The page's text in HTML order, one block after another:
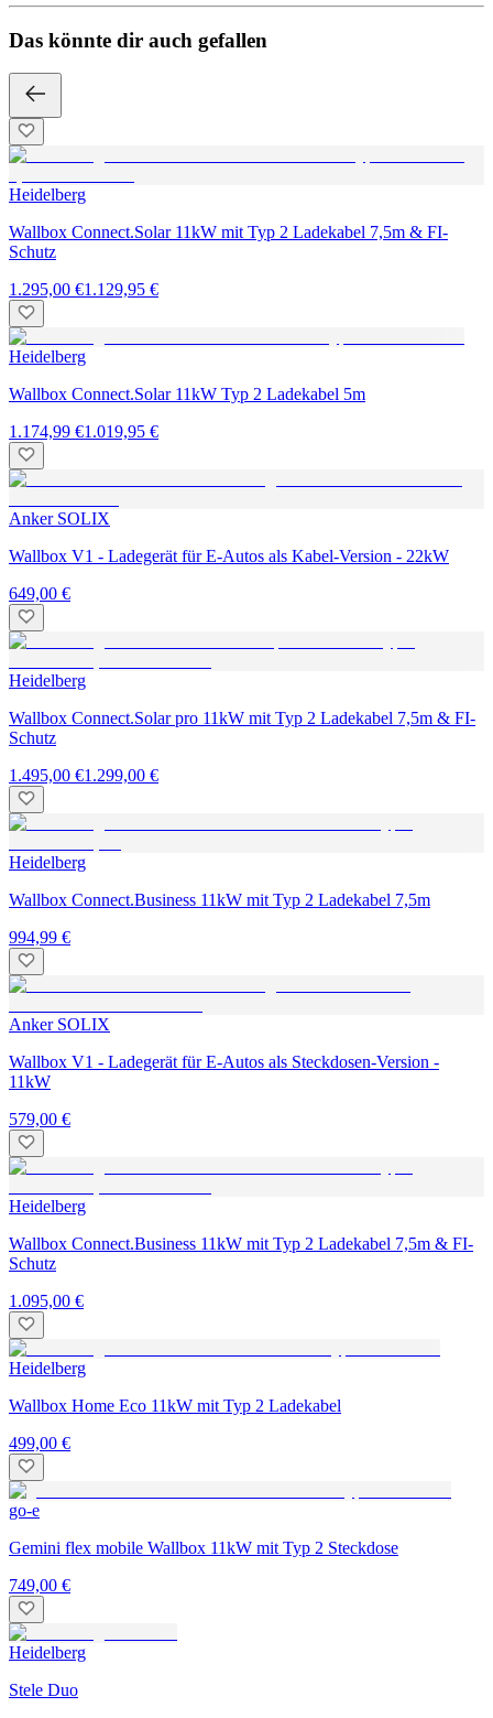
Das könnte dir auch gefallen
Heidelberg
Wallbox Connect.Solar 11kW mit Typ 2 Ladekabel 7,5m & FI-
Schutz
1.295,00 €1.129,95 €
Heidelberg
Wallbox Connect.Solar 11kW Typ 2 Ladekabel 5m
1.174,99 €1.019,95 €
Anker SOLIX
Wallbox V1 - Ladegerät für E-Autos als Kabel-Version - 22kW
649,00 €
Heidelberg
Wallbox Connect.Solar pro 11kW mit Typ 2 Ladekabel 7,5m & FI-
Schutz
1.495,00 €1.299,00 €
Heidelberg
Wallbox Connect.Business 11kW mit Typ 2 Ladekabel 7,5m
994,99 €
Anker SOLIX
Wallbox V1 - Ladegerät für E-Autos als Steckdosen-Version -
11kW
579,00 €
Heidelberg
Wallbox Connect.Business 11kW mit Typ 2 Ladekabel 7,5m & FI-
Schutz
1.095,00 €
Heidelberg
Wallbox Home Eco 11kW mit Typ 2 Ladekabel
499,00 €
go-e
Gemini flex mobile Wallbox 11kW mit Typ 2 Steckdose
749,00 €
Heidelberg
Stele Duo